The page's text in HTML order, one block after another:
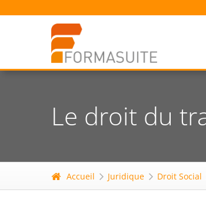
Le droit du
Accueil Juridique Droit Social